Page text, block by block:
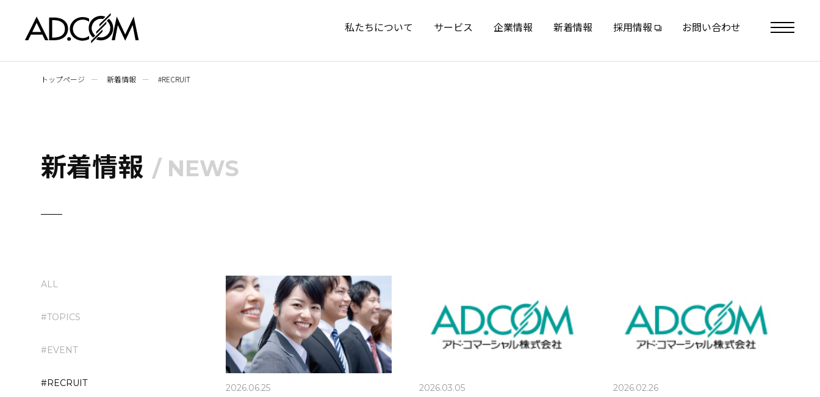
私たちについて サービス 企業情報 新着情報 採用情報 お問い合わせ
toggle
navigation
トップページ 新着情報 #RECRUIT
新着情報 / NEWS
ALL
#TOPICS
#EVENT
#RECRUIT 2026.06.25 2026.03.05 2026.02.26